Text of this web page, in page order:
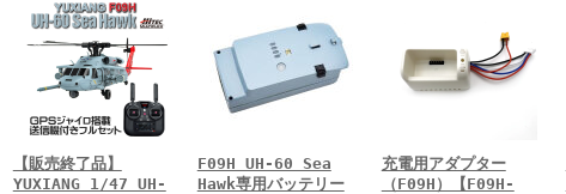
【販売終了品】
YUXIANG 1/47 UH-
F09H UH-60 Sea
Hawk専用バッテリー
充電用アダプター
（F09H）【F09H-